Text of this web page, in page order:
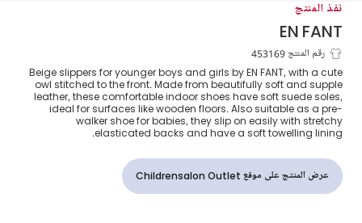
نفذ المنتج
EN FANT
سليبرز جلد لون بيج لمرحلة قبل المشي
للأطفال
رقم المنتج 453169
Beige slippers for younger boys and girls by EN FANT, with a cute
owl stitched to the front. Made from beautifully soft and supple
leather, these comfortable indoor shoes have soft suede soles,
ideal for surfaces like wooden floors. Also suitable as a pre-
walker shoe for babies, they slip on easily with stretchy
elasticated backs and have a soft towelling lining.
عرض المنتج على موقع Childrensalon Outlet